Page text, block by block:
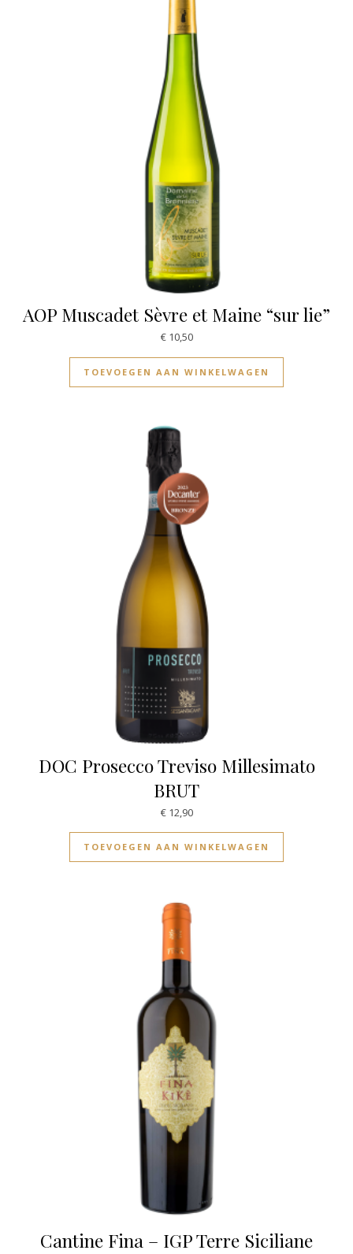
AOP Muscadet Sèvre et Maine “sur lie”
€10,50
TOEVOEGEN AAN WINKELWAGEN
DOC Prosecco Treviso Millesimato
BRUT
€12,90
TOEVOEGEN AAN WINKELWAGEN
Cantine Fina – IGP Terre Siciliane